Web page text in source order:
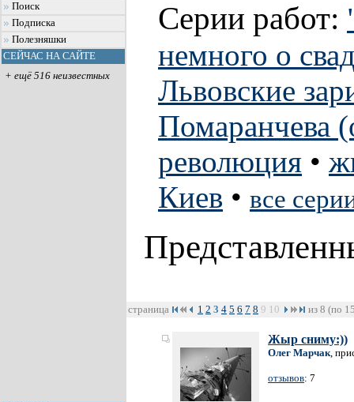
Поиск
Подписка
Полезняшки
СЕЙЧАС НА САЙТЕ
+ ещё 516 неизвестных
Серии работ:
немного о
Львовские
Помаранчева
революция •
Киев • все
страница 1 2 3 4 5 6 7 8 9 10 из 8 (по
Жыр сниму:))
Олег Марчак,
отзывов: 7